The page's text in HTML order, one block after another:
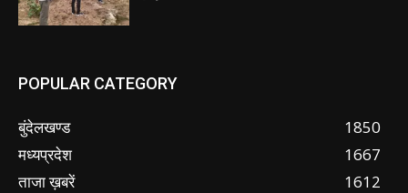
POPULAR CATEGORY
बुंदेलखण्ड
1850
मध्यप्रदेश
1667
ताजा ख़बरें
1612